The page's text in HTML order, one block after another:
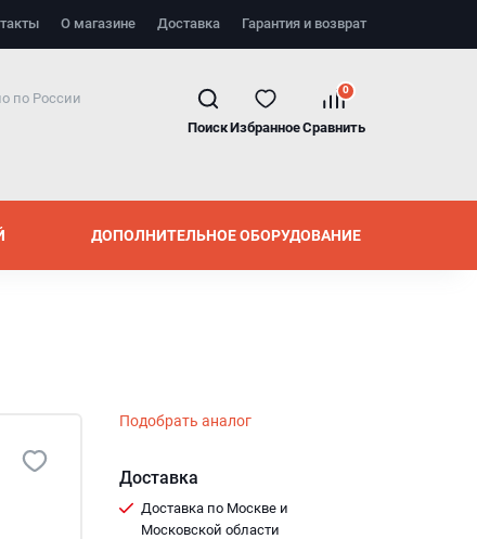
О магазине Доставка Гарантия и возврат
по России
ПоискИзбранное
0
Сравнить
ДОПОЛНИТЕЛЬНОЕ ОБОРУДОВАНИЕ
Подобрать аналог
Доставка
Доставка по Москве и
Московской области